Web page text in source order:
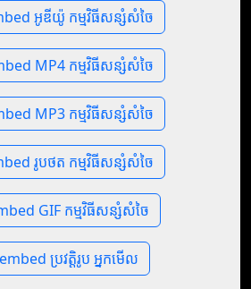
អូឌីយ៉ូ កម្មវិធីសន្សំសំចៃ
MP4 កម្មវិធីសន្សំសំចៃ
MP3 កម្មវិធីសន្សំសំចៃ
រូបថត កម្មវិធីសន្សំសំចៃ
GIF កម្មវិធីសន្សំសំចៃ
ប្រវត្តិរូប អ្នកមើល